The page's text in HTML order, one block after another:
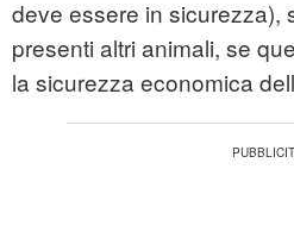
deve essere in sicurezza),
presenti altri animali, se
la sicurezza economica